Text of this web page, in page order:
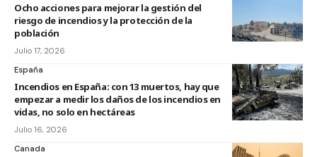
Ocho acciones para mejorar la gestión del
riesgo de incendios y la protección de la
población
Julio 17, 2026
España
Incendios en España: con 13 muertos, hay que
empezar a medir los daños de los incendios en
vidas, no solo en hectáreas
Julio 16, 2026
Canada